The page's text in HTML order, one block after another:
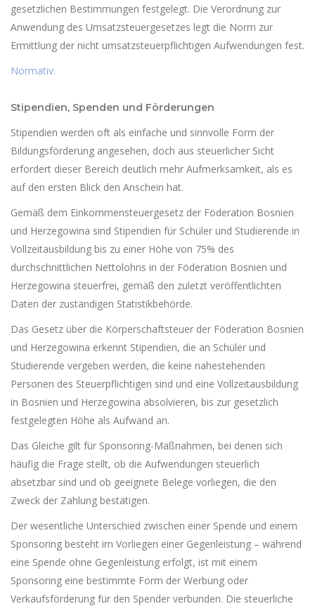
gesetzlichen Bestimmungen festgelegt. Die Verordnung zur
Anwendung des Umsatzsteuergesetzes legt die Norm zur
Ermittlung der nicht umsatzsteuerpflichtigen Aufwendungen fest.
Normativ.
Stipendien, Spenden und Förderungen
Stipendien werden oft als einfache und sinnvolle Form der
Bildungsförderung angesehen, doch aus steuerlicher Sicht
erfordert dieser Bereich deutlich mehr Aufmerksamkeit, als es
auf den ersten Blick den Anschein hat.
Gemäß dem Einkommensteuergesetz der Föderation Bosnien
und Herzegowina sind Stipendien für Schüler und Studierende in
Vollzeitausbildung bis zu einer Höhe von 75% des
durchschnittlichen Nettolohns in der Föderation Bosnien und
Herzegowina steuerfrei, gemäß den zuletzt veröffentlichten
Daten der zuständigen Statistikbehörde.
Das Gesetz über die Körperschaftsteuer der Föderation Bosnien
und Herzegowina erkennt Stipendien, die an Schüler und
Studierende vergeben werden, die keine nahestehenden
Personen des Steuerpflichtigen sind und eine Vollzeitausbildung
in Bosnien und Herzegowina absolvieren, bis zur gesetzlich
festgelegten Höhe als Aufwand an.
Das Gleiche gilt für Sponsoring-Maßnahmen, bei denen sich
häufig die Frage stellt, ob die Aufwendungen steuerlich
absetzbar sind und ob geeignete Belege vorliegen, die den
Zweck der Zahlung bestätigen.
Der wesentliche Unterschied zwischen einer Spende und einem
Sponsoring besteht im Vorliegen einer Gegenleistung – während
eine Spende ohne Gegenleistung erfolgt, ist mit einem
Sponsoring eine bestimmte Form der Werbung oder
Verkaufsförderung für den Spender verbunden. Die steuerliche